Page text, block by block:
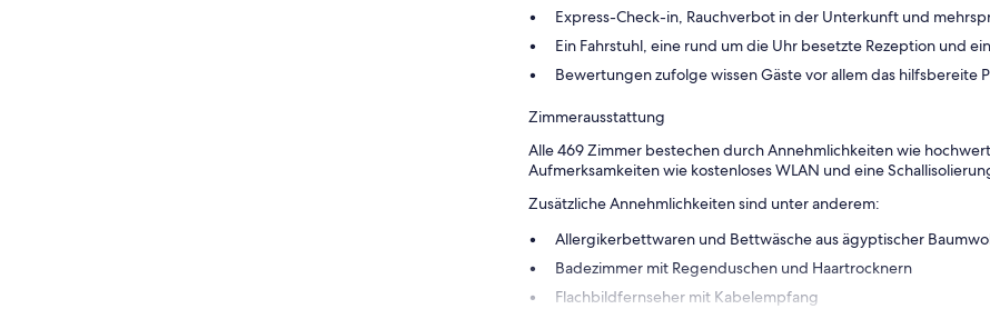
Express-Check-in, Rauchverbot in der Unterkunft und
Ein Fahrstuhl, eine rund um die Uhr besetzte Rezeption und
Bewertungen zufolge wissen Gäste vor allem das hilfsbereite
Zimmerausstattung
Alle 469 Zimmer bestechen durch Annehmlichkeiten wie
Aufmerksamkeiten wie kostenloses WLAN und eine
Zusätzliche Annehmlichkeiten sind unter anderem:
Allergikerbettwaren und Bettwäsche aus ägyptischer
Badezimmer mit Regenduschen und Haartrocknern
Flachbildfernseher mit Kabelempfang